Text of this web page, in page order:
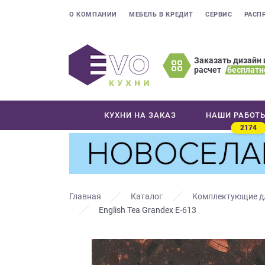
О КОМПАНИИ МЕБЕЛЬ В КРЕДИТ СЕРВИС
Заказать дизайн
расчет
КУХНИ НА ЗАКАЗ НАШИ
2174
Главная Каталог Комплектующие
English Tea Grandex E-613
ваши